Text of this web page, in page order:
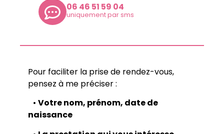
06 46 51 59 04
uniquement par sms
Pour faciliter la prise de rendez-vous,
pensez à me préciser :
• Votre nom, prénom, date de
naissance